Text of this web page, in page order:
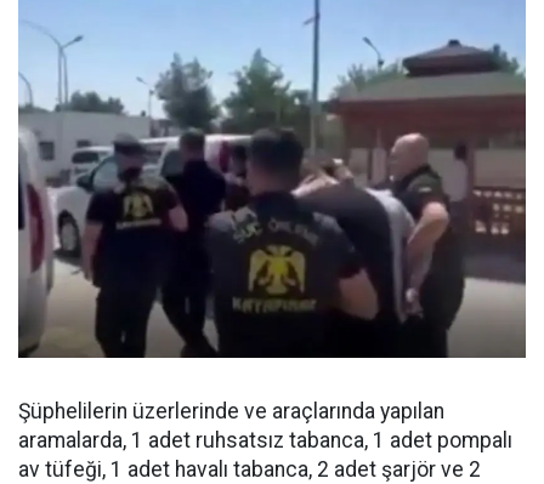
Şüphelilerin üzerlerinde ve araçlarında yapılan
aramalarda, 1 adet ruhsatsız tabanca, 1 adet pompalı
av tüfeği, 1 adet havalı tabanca, 2 adet şarjör ve 2